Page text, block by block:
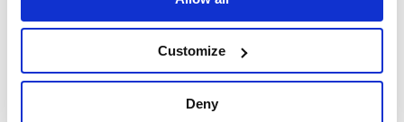
Customize
Deny
nocivo; qualsiasi materiale asportato è assolutamente inerte
inerti al fuoco.